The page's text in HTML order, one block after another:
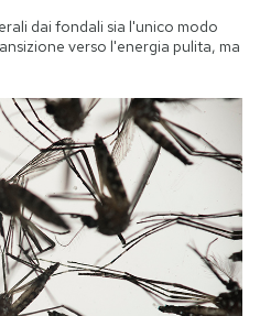
dai fondali sia l'unico modo
verso l'energia pulita, ma